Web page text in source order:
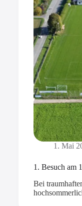
1. Mai
1. Besuch am
Bei